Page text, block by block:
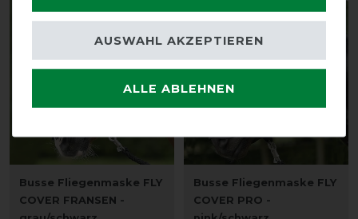
-13%
Busse Fliegenmaske FLY
COVER FRANSEN -
-13%
Busse Fliegenmaske FLY
COVER PRO -
ALLE ABLEHNEN
AUSWAHL AKZEPTIEREN